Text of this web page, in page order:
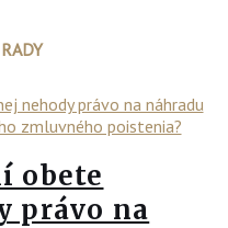
obete
právo na